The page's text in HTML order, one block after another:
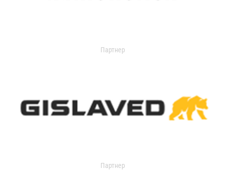
Партнер
Партнер